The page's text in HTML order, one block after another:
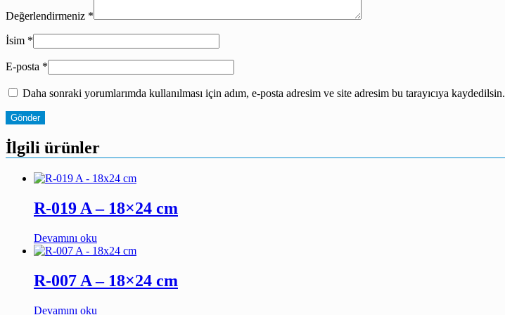
Değerlendirmeniz *
İsim *
E-posta *
Daha sonraki yorumlarımda kullanılması için adım, e-posta adresim ve site adresim bu tarayıcıya kaydedilsin.
İlgili ürünler
R-019 A – 18×24 cm
Devamını oku
R-007 A – 18×24 cm
Devamını oku